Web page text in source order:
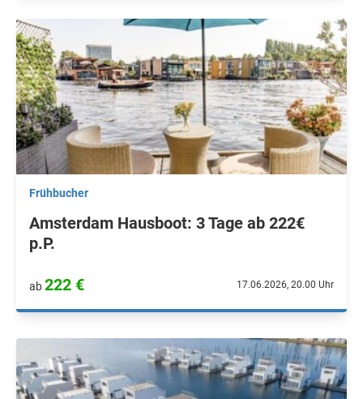
Frühbucher
Amsterdam Hausboot: 3 Tage ab 222€
p.P.
ab222 € 17.06.2026, 20.00 Uhr